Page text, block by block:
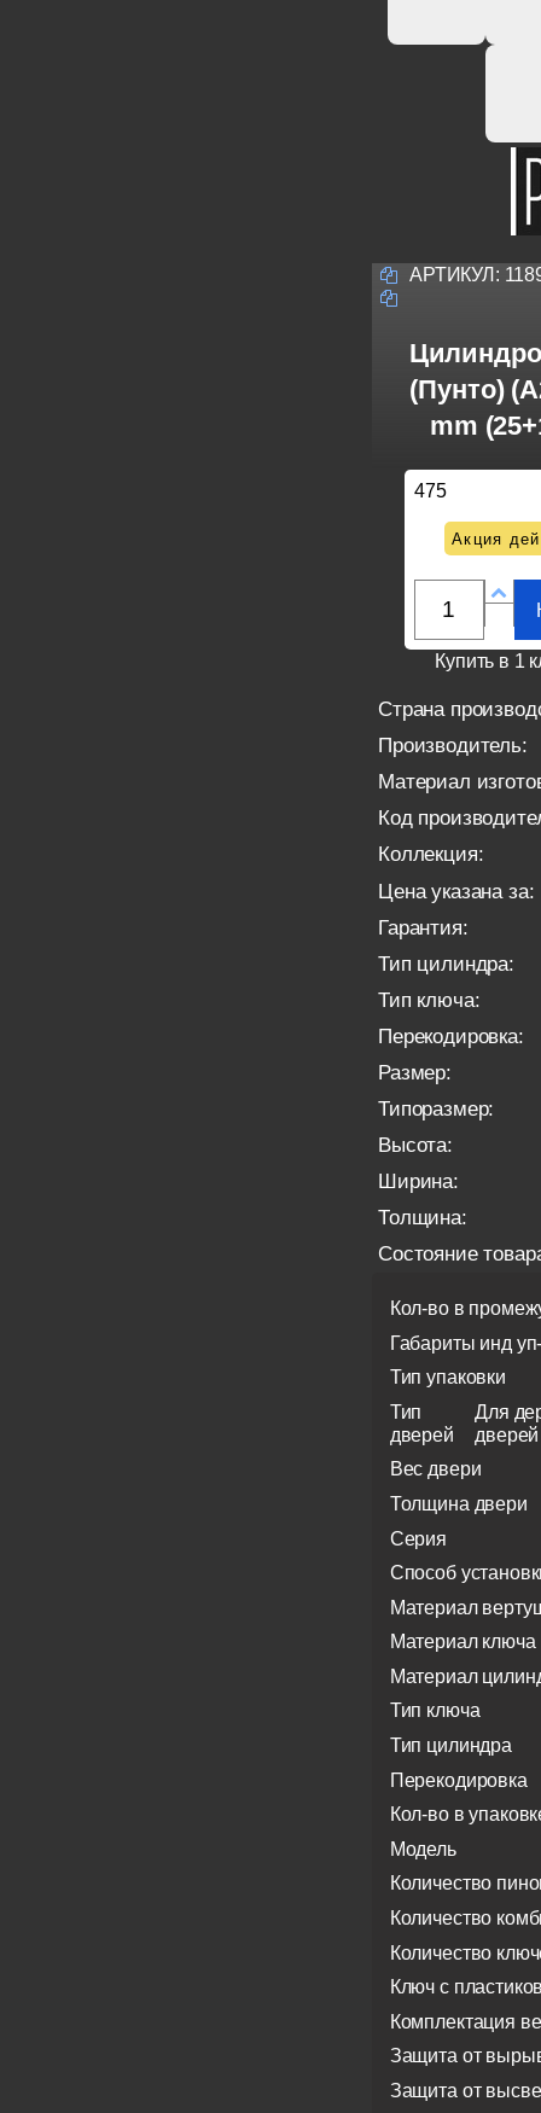
АРТИКУЛ:
(Пунто)
mm
475
Акция
Купить в 1
Страна
Производитель:
Материал
Код
Коллекция:
Цена указана за:
Гарантия:
Тип цилиндра:
Тип ключа:
Перекодировка:
Размер:
Типоразмер:
Высота:
Ширина:
Толщина:
Состояние
Кол-во в
Габариты инд
Тип упаковки
Тип
дверей
Для
дверей
Вес двери
Толщина двери
Серия
Способ
Материал
Материал ключа
Материал
Тип ключа
Тип цилиндра
Перекодировка
Кол-во в
Модель
Количество
Количество
Количество
Ключ с
Комплектация
Защита от
Защита от